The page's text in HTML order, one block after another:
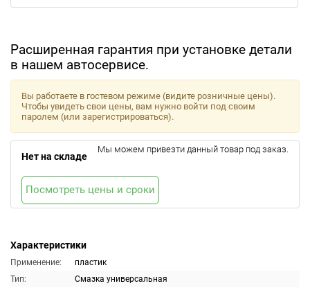
Расширенная гарантия при установке детали
в нашем автосервисе.
Характеристики
Применение:
пластик
Тип:
Смазка универсальная
Вы работаете в гостевом режиме (видите розничные цены).
Чтобы увидеть свои цены, вам нужно войти под своим
паролем (или зарегистрироваться).
Нет на складе
Мы можем привезти данный товар под заказ.
Посмотреть цены и сроки